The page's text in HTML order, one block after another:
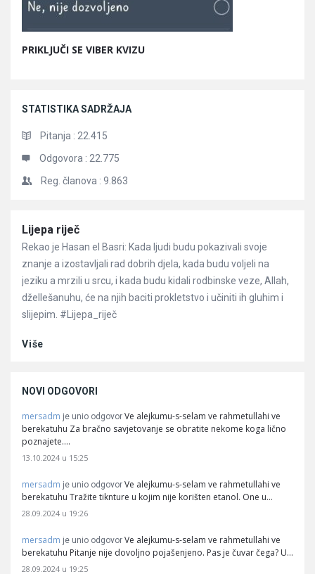
PRIKLJUČI SE VIBER KVIZU
STATISTIKA SADRŽAJA
Pitanja : 22.415
Odgovora : 22.775
Reg. članova : 9.863
Članci
Lijepa riječ
Rekao je Hasan el Basri: Kada ljudi budu pokazivali svoje
znanje a izostavljali rad dobrih djela, kada budu voljeli na
jeziku a mrzili u srcu, i kada budu kidali rodbinske veze, Allah,
džellešanuhu, će na njih baciti prokletstvo i učiniti ih gluhim i
slijepim. #Lijepa_riječ
Više
NOVI ODGOVORI
mersadm je unio odgovor Ve alejkumu-s-selam ve rahmetullahi ve
berekatuhu Za bračno savjetovanje se obratite nekome koga lično
poznajete.…
13.10.2024 u 15:25
mersadm je unio odgovor Ve alejkumu-s-selam ve rahmetullahi ve
berekatuhu Tražite tiknture u kojim nije korišten etanol. One u…
28.09.2024 u 19:26
mersadm je unio odgovor Ve alejkumu-s-selam ve rahmetullahi ve
berekatuhu Pitanje nije dovoljno pojašenjeno. Pas je čuvar čega? U…
28.09.2024 u 19:25